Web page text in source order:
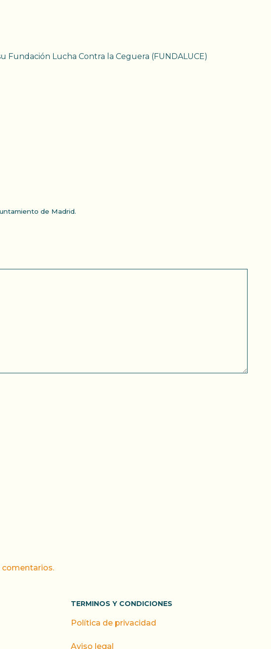
Fundación Lucha Contra la Ceguera (FUNDALUCE)
de Madrid.
TERMINOS Y CONDICIONES
Política de privacidad
Aviso legal